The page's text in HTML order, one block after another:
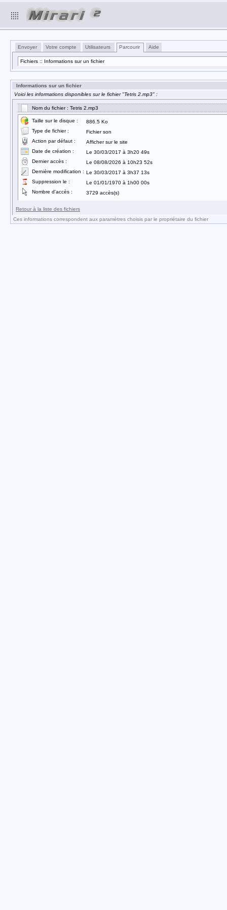
Envoyer Votre compte Utilisateurs Parcourir Aide
Fichiers :: Informations sur un fichier
Informations sur un fichier
Voici les informations disponibles sur le fichier "Tetris 2.mp3" :
Nom du fichier : Tetris 2.mp3
Taille sur le disque :
886.5 Ko
Type de fichier :
Fichier son
Action par défaut :
Afficher sur le site
Date de création :
Le 30/03/2017 à 3h20 49s
Dernier accès :
Le 08/08/2026 à 10h23 52s
Dernière modification : Le 30/03/2017 à 3h37 13s
Suppression le :
Le 01/01/1970 à 1h00 00s
Nombre d'accès :
3729 accès(s)
Retour à la liste des fichiers
Ces informations correspondent aux paramètres choisis par le propriétaire du fichier